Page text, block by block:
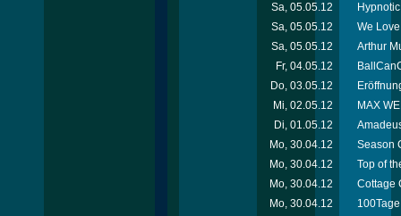
Sa, 05.05.12
Sa, 05.05.12
We
Sa, 05.05.12
Arthur
Fr, 04.05.12
Do, 03.05.12
Mi, 02.05.12
MAX
Di, 01.05.12
Mo, 30.04.12
Season
Mo, 30.04.12
Top of
Mo, 30.04.12
Cottage
Mo, 30.04.12